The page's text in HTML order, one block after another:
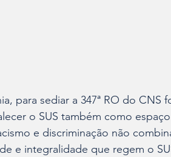
para sediar a 347ª RO do CNS
o SUS também como
e discriminação não
e integralidade que regem o